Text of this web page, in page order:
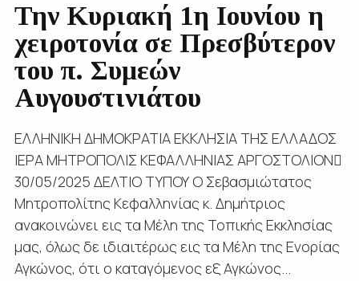
Την Κυριακή 1η Ιουνίου η
χειροτονία σε Πρεσβύτερον
του π. Συμεών
Αυγουστινιάτου
ΕΛΛΗΝΙΚΗ ΔΗΜΟΚΡΑΤΙΑ ΕΚΚΛΗΣΙΑ ΤΗΣ ΕΛΛΑΔΟΣ
ΙΕΡΑ ΜΗΤΡΟΠΟΛΙΣ ΚΕΦΑΛΛΗΝΙΑΣ AΡΓΟΣΤΟΛΙΟΝ
30/05/2025 ΔΕΛΤΙΟ ΤΥΠΟΥ O Σεβασμιώτατος
Μητροπολίτης Κεφαλληνίας κ. Δημήτριος
ανακοινώνει εις τα Μέλη της Τοπικής Εκκλησίας
μας, όλως δε ιδιαιτέρως εις τα Μέλη της Ενορίας
Αγκώνος, ότι ο καταγόμενος εξ Αγκώνος...